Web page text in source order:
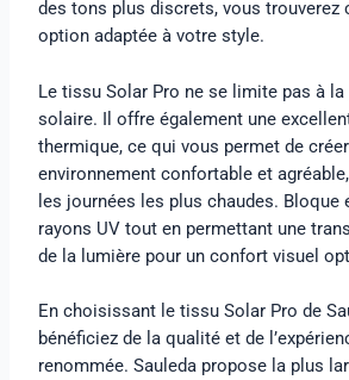
des tons plus discrets, vous trouverez
option adaptée à votre style.
Le tissu Solar Pro ne se limite pas à
solaire. Il offre également une
thermique, ce qui vous permet de
environnement confortable et
les journées les plus chaudes. Bloque
rayons UV tout en permettant une
de la lumière pour un confort visuel
En choisissant le tissu Solar Pro de
bénéficiez de la qualité et de
renommée. Sauleda propose la plus